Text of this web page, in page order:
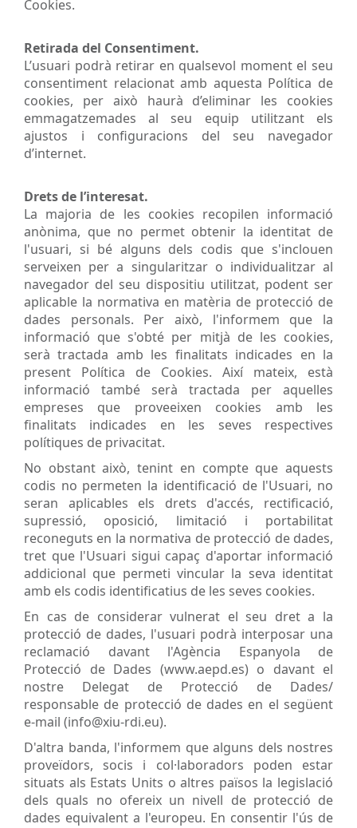
Cookies.
Retirada del Consentiment.
L’usuari podrà retirar en qualsevol moment el seu
consentiment relacionat amb aquesta Política de
cookies, per això haurà d’eliminar les cookies
emmagatzemades al seu equip utilitzant els
ajustos i configuracions del seu navegador
d’internet.
Drets de l’interesat.
La majoria de les cookies recopilen informació
anònima, que no permet obtenir la identitat de
l'usuari, si bé alguns dels codis que s'inclouen
serveixen per a singularitzar o individualitzar al
navegador del seu dispositiu utilitzat, podent ser
aplicable la normativa en matèria de protecció de
dades personals. Per això, l'informem que la
informació que s'obté per mitjà de les cookies,
serà tractada amb les finalitats indicades en la
present Política de Cookies. Així mateix, està
informació també serà tractada per aquelles
empreses que proveeixen cookies amb les
finalitats indicades en les seves respectives
polítiques de privacitat.
No obstant això, tenint en compte que aquests
codis no permeten la identificació de l'Usuari, no
seran aplicables els drets d'accés, rectificació,
supressió, oposició, limitació i portabilitat
reconeguts en la normativa de protecció de dades,
tret que l'Usuari sigui capaç d'aportar informació
addicional que permeti vincular la seva identitat
amb els codis identificatius de les seves cookies.
En cas de considerar vulnerat el seu dret a la
protecció de dades, l'usuari podrà interposar una
reclamació davant l'Agència Espanyola de
Protecció de Dades (www.aepd.es) o davant el
nostre Delegat de Protecció de Dades/
responsable de protecció de dades en el següent
e-mail (info@xiu-rdi.eu).
D'altra banda, l'informem que alguns dels nostres
proveïdors, socis i col·laboradors poden estar
situats als Estats Units o altres països la legislació
dels quals no ofereix un nivell de protecció de
dades equivalent a l'europeu. En consentir l'ús de